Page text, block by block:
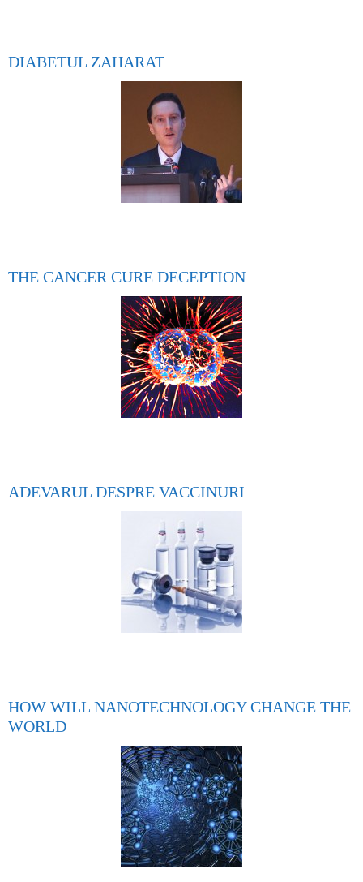
DIABETUL ZAHARAT
THE CANCER CURE DECEPTION
ADEVARUL DESPRE VACCINURI
HOW WILL NANOTECHNOLOGY CHANGE THE
WORLD